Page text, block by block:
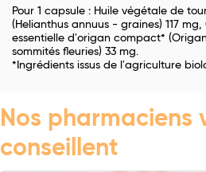
Pour 1 capsule : Huile végétale de
(Helianthus annuus - graines) 117
essentielle d'origan compact*
sommités fleuries) 33 mg.
*Ingrédients issus de l'agriculture
Nos pharmaciens
conseillent